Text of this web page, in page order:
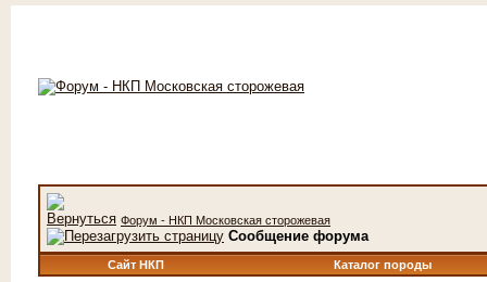
Форум - НКП Московская сторожевая
Сообщение форума
Сайт НКП Каталог породы